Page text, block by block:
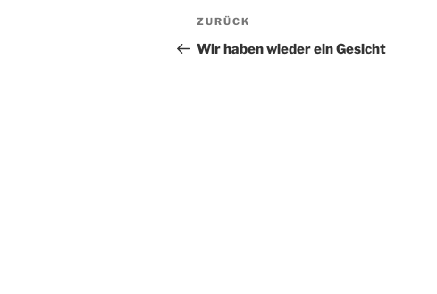
Beitragsnavigation
Vorheriger
Beitrag
ZURÜCK
Wir haben wieder ein Gesicht